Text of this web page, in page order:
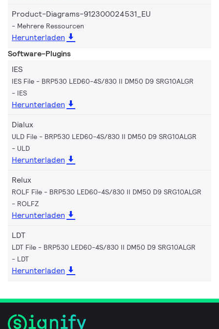
Product-Diagrams-912300024531_EU
Mehrere Ressourcen
Herunterladen
Software-Plugins
IES
IES File - BRP530 LED60-4S/830 II DM50 D9 SRG10ALGR
IES
Herunterladen
Dialux
ULD File - BRP530 LED60-4S/830 II DM50 D9 SRG10ALGR
ULD
Herunterladen
Relux
ROLF File - BRP530 LED60-4S/830 II DM50 D9 SRG10ALGR
ROLFZ
Herunterladen
LDT
LDT File - BRP530 LED60-4S/830 II DM50 D9 SRG10ALGR
LDT
Herunterladen